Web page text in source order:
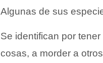
Algunas de sus
Se identifican por
cosas, a morder a